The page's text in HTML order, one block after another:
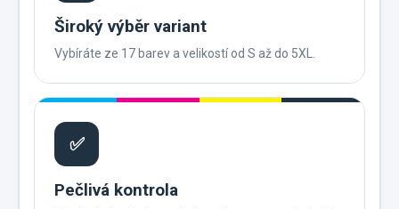
Široký výběr variant
Vybíráte ze 17 barev a velikostí od S až do 5XL.
✅
Pečlivá kontrola